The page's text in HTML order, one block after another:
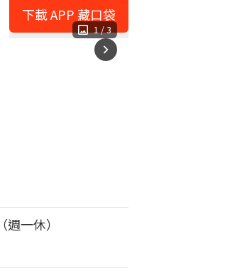
1 /3
一休）
下載 APP 藏口袋